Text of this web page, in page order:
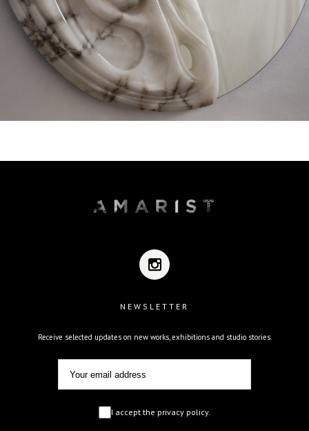
NEWSLETTER
Receive selected updates on new works, exhibitions and studio stories.
I accept the privacy policy.